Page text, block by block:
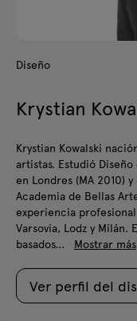
Diseño
Krystian
Krystian Kowalski
artistas. Estudió
en Londres (MA 2010)
Academia de Bellas
experiencia
Varsovia, Lodz y
basados...
Mostrar más
Ver perfil del